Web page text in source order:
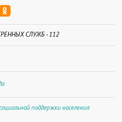
СЛУЖБ - 112
поддержки населения